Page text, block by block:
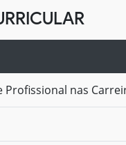
Profissional nas